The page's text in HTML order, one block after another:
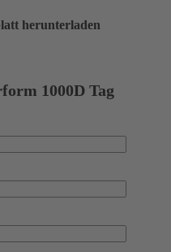
herunterladen
1000D Tag